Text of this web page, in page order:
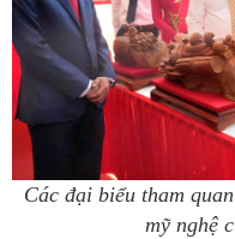
Các đại biểu tham
mỹ nghệ